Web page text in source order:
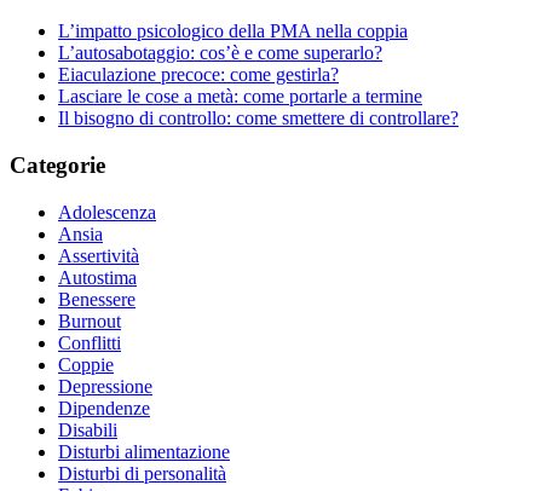
L’impatto psicologico della PMA nella coppia
L’autosabotaggio: cos’è e come superarlo?
Eiaculazione precoce: come gestirla?
Lasciare le cose a metà: come portarle a termine
Il bisogno di controllo: come smettere di controllare?
Categorie
Adolescenza
Ansia
Assertività
Autostima
Benessere
Burnout
Conflitti
Coppie
Depressione
Dipendenze
Disabili
Disturbi alimentazione
Disturbi di personalità